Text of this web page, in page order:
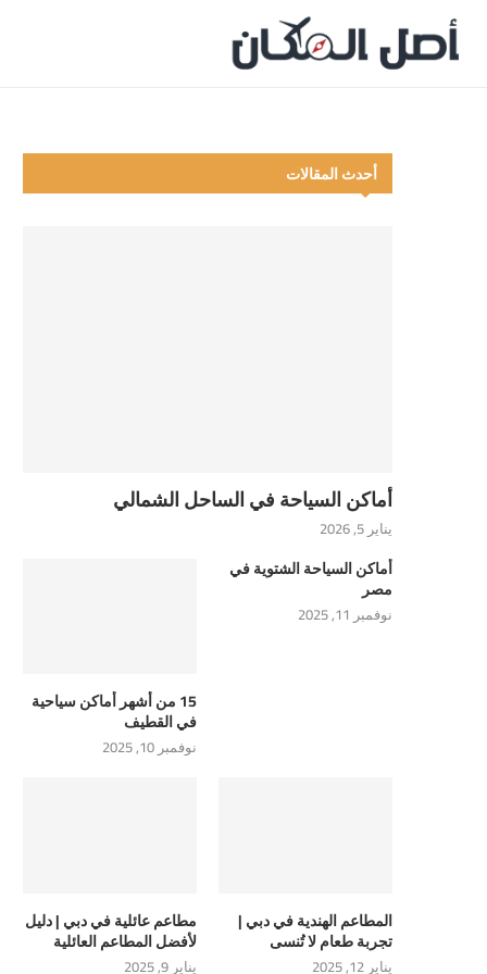
أحدث المقالات
أماكن السياحة في الساحل الشمالي
يناير 5, 2026
أماكن السياحة الشتوية في
مصر
نوفمبر 11, 2025
15 من أشهر أماكن سياحية
في القطيف
نوفمبر 10, 2025
المطاعم الهندية في دبي |
تجربة طعام لا تُنسى
يناير 12, 2025
مطاعم عائلية في دبي | دليل
لأفضل المطاعم العائلية
يناير 9, 2025